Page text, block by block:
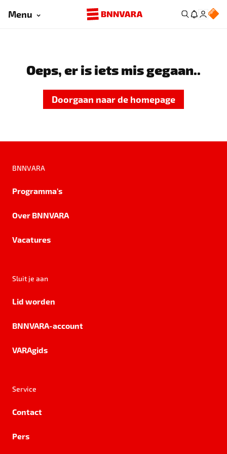
Menu
Oeps, er is iets mis gegaan..
Doorgaan naar de homepage
BNNVARA
Programma's
Over BNNVARA
Vacatures
Sluit je aan
Lid worden
BNNVARA-account
VARAgids
Service
Contact
Pers